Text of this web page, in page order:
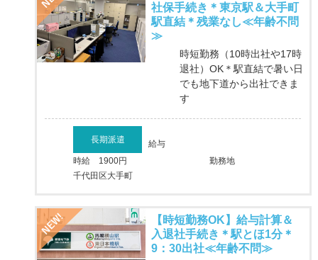
社保手続き＊東京駅＆大手町
駅直結＊残業なし≪年齢不問
≫
時短勤務（10時出社や17時
退社）OK＊駅直結で暑い日
でも地下道から出社できま
す
長期派遣
給与
時給 1900円
勤務地
千代田区大手町
【時短勤務OK】給与計算＆
入退社手続き＊駅とほ1分＊
9：30出社≪年齢不問≫